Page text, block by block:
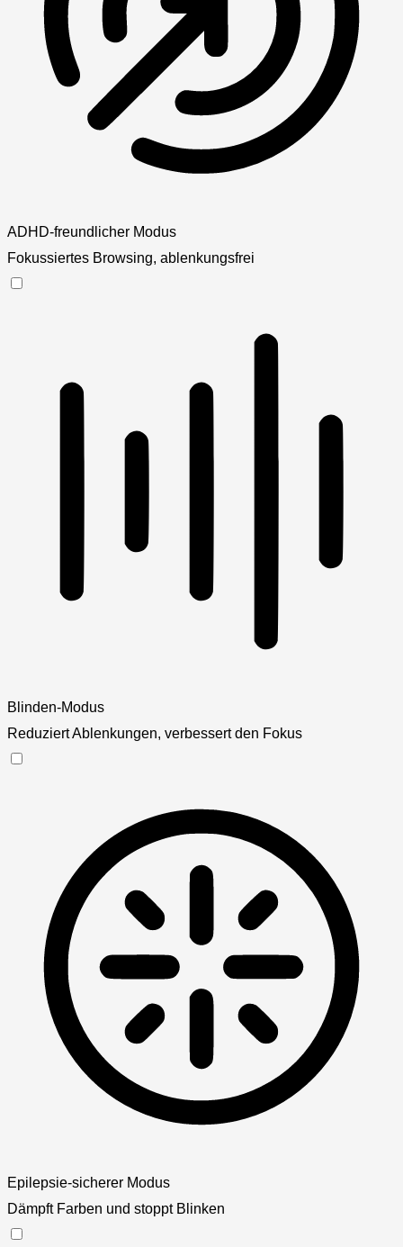
ADHD-freundlicher Modus
Fokussiertes Browsing, ablenkungsfrei
Blinden-Modus
Reduziert Ablenkungen, verbessert den Fokus
Epilepsie-sicherer Modus
Dämpft Farben und stoppt Blinken